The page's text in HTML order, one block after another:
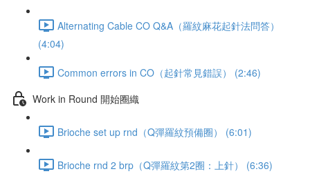
Alternating Cable CO Q&A（羅紋麻花起針法問答）
(4:04)
Common errors in CO（起針常見錯誤） (2:46)
Work in Round 開始圈織
Brioche set up rnd（Q彈羅紋預備圈） (6:01)
Brioche rnd 2 brp（Q彈羅紋第2圈：上針） (6:36)